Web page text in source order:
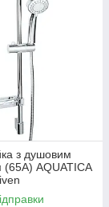
з душовим
(65A) AQUATICA